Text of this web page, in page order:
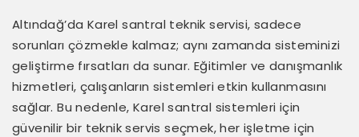
Altındağ’da Karel santral teknik servisi, sadece
sorunları çözmekle kalmaz; aynı zamanda sisteminizi
geliştirme fırsatları da sunar. Eğitimler ve danışmanlık
hizmetleri, çalışanların sistemleri etkin kullanmasını
sağlar. Bu nedenle, Karel santral sistemleri için
güvenilir bir teknik servis seçmek, her işletme için